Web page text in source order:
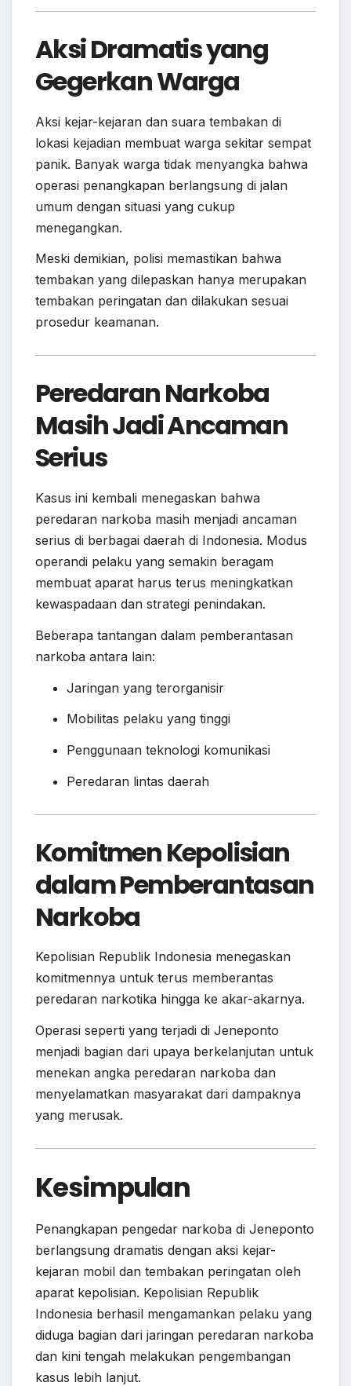
Aksi Dramatis yang
Gegerkan Warga
Aksi kejar-kejaran dan suara tembakan di
lokasi kejadian membuat warga sekitar sempat
panik. Banyak warga tidak menyangka bahwa
operasi penangkapan berlangsung di jalan
umum dengan situasi yang cukup
menegangkan.
Meski demikian, polisi memastikan bahwa
tembakan yang dilepaskan hanya merupakan
tembakan peringatan dan dilakukan sesuai
prosedur keamanan.
Peredaran Narkoba
Masih Jadi Ancaman
Serius
Kasus ini kembali menegaskan bahwa
peredaran narkoba masih menjadi ancaman
serius di berbagai daerah di Indonesia. Modus
operandi pelaku yang semakin beragam
membuat aparat harus terus meningkatkan
kewaspadaan dan strategi penindakan.
Beberapa tantangan dalam pemberantasan
narkoba antara lain:
Jaringan yang terorganisir
Mobilitas pelaku yang tinggi
Penggunaan teknologi komunikasi
Peredaran lintas daerah
Komitmen Kepolisian
dalam Pemberantasan
Narkoba
Kepolisian Republik Indonesia menegaskan
komitmennya untuk terus memberantas
peredaran narkotika hingga ke akar-akarnya.
Operasi seperti yang terjadi di Jeneponto
menjadi bagian dari upaya berkelanjutan untuk
menekan angka peredaran narkoba dan
menyelamatkan masyarakat dari dampaknya
yang merusak.
Kesimpulan
Penangkapan pengedar narkoba di Jeneponto
berlangsung dramatis dengan aksi kejar-
kejaran mobil dan tembakan peringatan oleh
aparat kepolisian. Kepolisian Republik
Indonesia berhasil mengamankan pelaku yang
diduga bagian dari jaringan peredaran narkoba
dan kini tengah melakukan pengembangan
kasus lebih lanjut.